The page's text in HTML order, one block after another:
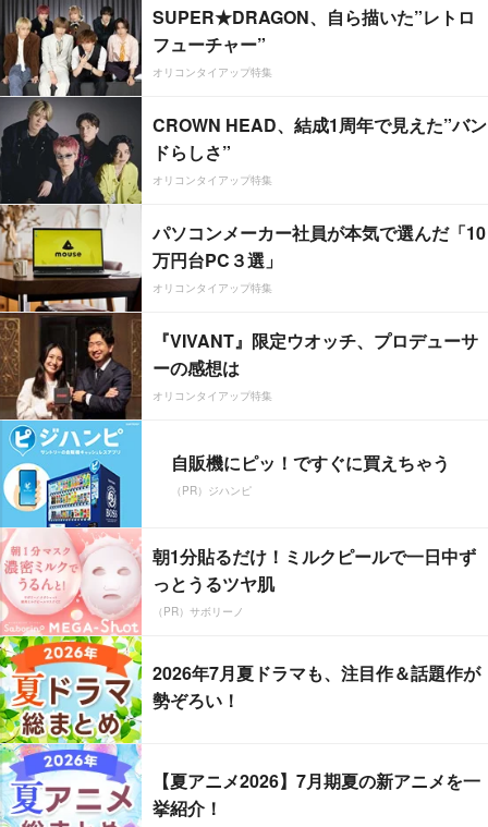
SUPER★DRAGON、自ら描いた”レトロ
フューチャー”
オリコンタイアップ特集
CROWN HEAD、結成1周年で見えた”バン
ドらしさ”
オリコンタイアップ特集
パソコンメーカー社員が本気で選んだ「10
万円台PC３選」
オリコンタイアップ特集
『VIVANT』限定ウオッチ、プロデューサ
ーの感想は
オリコンタイアップ特集
自販機にピッ！ですぐに買えちゃう
（PR）ジハンピ
朝1分貼るだけ！ミルクピールで一日中ず
っとうるツヤ肌
（PR）サボリーノ
2026年7月夏ドラマも、注目作＆話題作が
勢ぞろい！
【夏アニメ2026】7月期夏の新アニメを一
挙紹介！